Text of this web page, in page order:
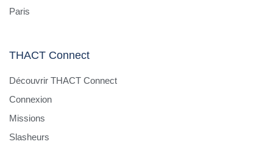
Paris
THACT Connect
Découvrir THACT Connect
Connexion
Missions
Slasheurs